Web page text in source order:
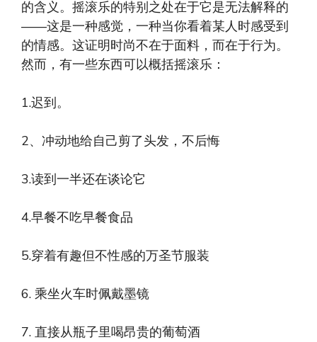
的含义。摇滚乐的特别之处在于它是无法解释的
——这是一种感觉，一种当你看着某人时感受到
的情感。这证明时尚不在于面料，而在于行为。
然而，有一些东西可以概括摇滚乐：
1.迟到。
2、冲动地给自己剪了头发，不后悔
3.读到一半还在谈论它
4.早餐不吃早餐食品
5.穿着有趣但不性感的万圣节服装
6. 乘坐火车时佩戴墨镜
7. 直接从瓶子里喝昂贵的葡萄酒